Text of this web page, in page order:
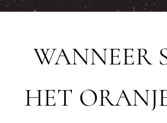
WANNEER
HET